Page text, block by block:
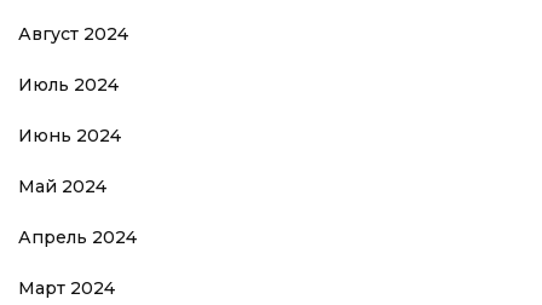
Август 2024
Июль 2024
Июнь 2024
Май 2024
Апрель 2024
Март 2024